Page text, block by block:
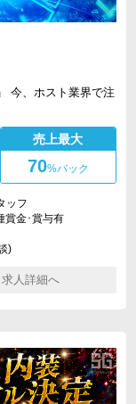
今、ホスト業界で注
売上最大
70%バック
ッフ
賞金･賞与有
)
求人詳細へ